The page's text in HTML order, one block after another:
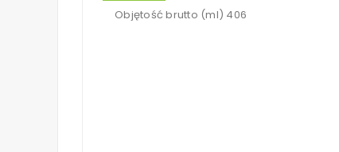
Objętość brutto (ml) 406